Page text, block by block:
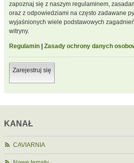
zapoznaj się z naszym regulaminem,
oraz z odpowiedziami na często zadawane
wyjaśnionych wiele podstawowych
witryny.
Regulamin Zasady ochrony danych
Zarejestruj się
KANAŁ
CAVIARNIA